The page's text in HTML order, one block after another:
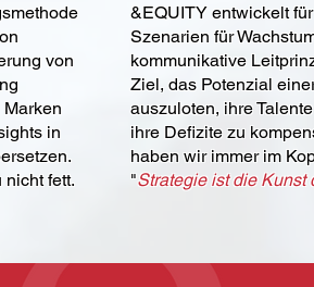
von
in
fett.
&EQUITY entwickelt
Szenarien für
kommunikative
Ziel, das Potenzial
auszuloten, ihre
ihre Defizite zu
haben wir immer im
"Strategie ist die Kunst